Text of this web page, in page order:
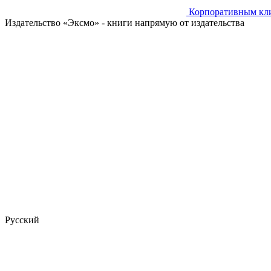
Корпоративным
Издательство «Эксмо» - книги напрямую от издательства
Русский